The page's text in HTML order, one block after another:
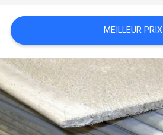
DEMANDEZ
UNE
CITATION
PLAN
DU
MEILLEUR PRIX